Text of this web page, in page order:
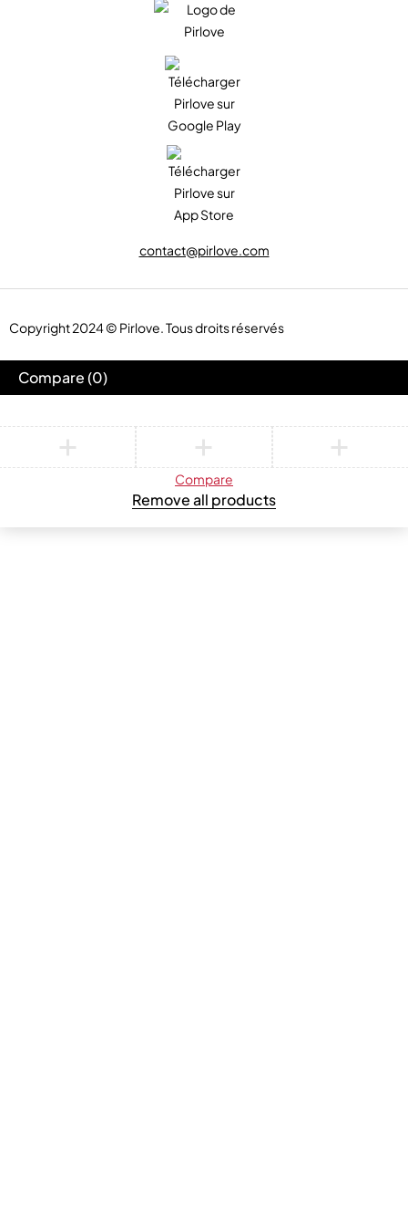
contact@pirlove.com
Copyright 2024 © Pirlove. Tous droits réservés
Compare(0)
Compare
Remove all products